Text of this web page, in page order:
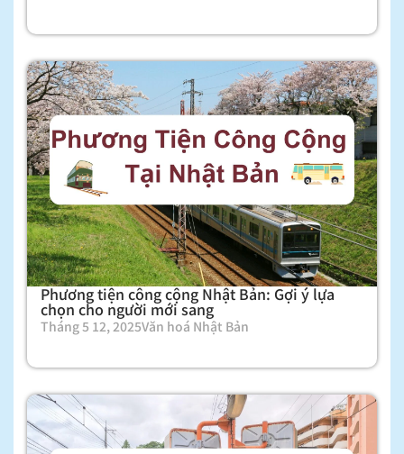
Phương tiện công cộng Nhật Bản: Gợi ý lựa
chọn cho người mới sang
Tháng 5 12, 2025Văn hoá Nhật Bản